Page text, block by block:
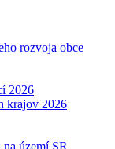
rozvoja obce
2026
krajov 2026
území SR